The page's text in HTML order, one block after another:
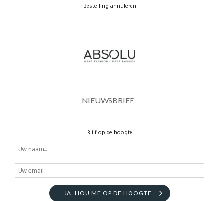
Bestelling annuleren
NIEUWSBRIEF
Blijf op de hoogte
JA, HOU ME OP DE HOOGTE